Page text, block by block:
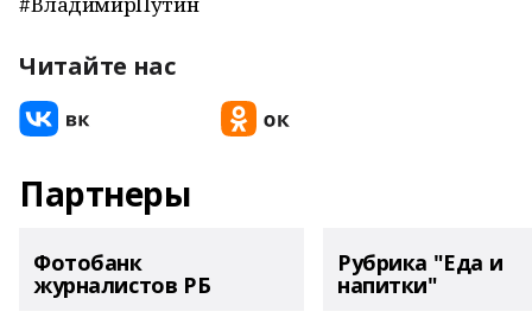
Читайте нас
Партнеры
Фотобанк
журналистов РБ
Рубрика "Еда и
напитки"